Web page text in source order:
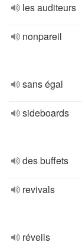
les auditeurs
nonpareil
sans égal
sideboards
des buffets
revivals
réveils